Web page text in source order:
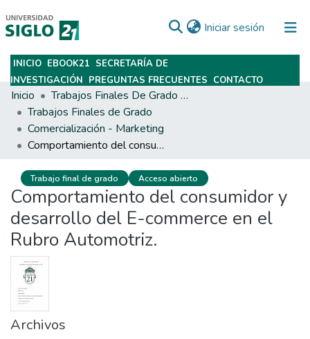
Iniciar sesión (current)
Subir
INICIO EBOOK21 SECRETARÍA DE
INVESTIGACIÓN PREGUNTAS FRECUENTES CONTACTO
Inicio
Trabajos Finales De Grado Y Posgrado
Trabajos Finales de Grado
Comercialización - Marketing
Comportamiento del consumidor y desarrollo del E-commerce en el Rubro Automotriz.
Trabajo final de grado Acceso abierto
Comportamiento del consumidor y
desarrollo del E-commerce en el
Rubro Automotriz.
Archivos